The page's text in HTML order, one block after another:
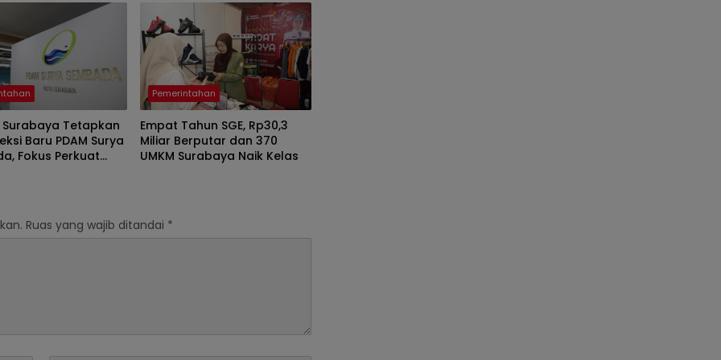
Surabaya Tetapkan
Baru PDAM Surya
Fokus Perkuat
Pemerintahan
Empat Tahun SGE, Rp30,3
Miliar Berputar dan 370
UMKM Surabaya Naik Kelas
Ruas yang wajib ditandai *